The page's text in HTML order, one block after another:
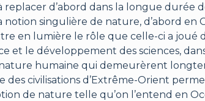
replacer d’abord dans la longue durée
notion singulière de nature, d’abord en
en lumière le rôle que celle-ci a joué
et le développement des sciences,
humaine qui demeurèrent
des civilisations d’Extrême-Orient
de nature telle qu’on l’entend en